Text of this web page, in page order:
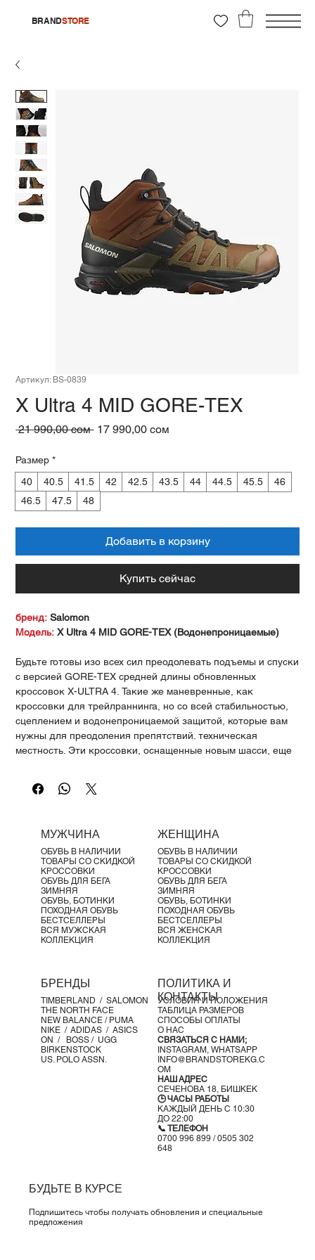
BRANDSTORE
Артикул: BS-0839
X Ultra 4 MID GORE-TEX
21 990,00 сом Обычная
17 990,00 сом
Размер *
40
40.5 41.5 42 42.5 43.5 44 44.5 45.5
46
46.5
47.5 48
Добавить в корзину
Купить сейчас
бренд: Salomon
Модель:X Ultra 4 MID GORE-TEX (Водонепроницаемые)
Будьте готовы изо всех сил преодолевать подъемы и спуски
с версией GORE-TEX средней длины обновленных
кроссовок X-ULTRA 4. Такие же маневренные, как
кроссовки для трейлраннинга, но со всей стабильностью,
сцеплением и водонепроницаемой защитой, которые вам
нужны для преодоления препятствий. техническая
местность. Эти кроссовки, оснащенные новым шасси, еще
На переднем плане Дневные маршруты, Походы, Горная
Защита ног: Высокая
Опора для ног: Стабильная
Местность на открытом воздухе: Холмистая местность,
Смешанная местность.
Гидроизоляция: GORE-TEX®.
Вес: 425 г
Высота лезвия: 125 мм
Особенности и состав
МУЖЧИНА
ОБУВЬ В НАЛИЧИИ
ТОВАРЫ СО СКИДКОЙ
КРОССОВКИ
ОБУВЬ ДЛЯ БЕГА
ЗИМНЯЯ
ОБУВЬ, БОТИНКИ
ПОХОДНАЯ ОБУВЬ
БЕСТСЕЛЛЕРЫ
ВСЯ МУЖСКАЯ
КОЛЛЕКЦИЯ
ЖЕНЩИНА
ОБУВЬ В НАЛИЧИИ
ТОВАРЫ СО СКИДКОЙ
КРОССОВКИ
ОБУВЬ ДЛЯ БЕГА
ЗИМНЯЯ
ОБУВЬ, БОТИНКИ
ПОХОДНАЯ ОБУВЬ
БЕСТСЕЛЛЕРЫ
ВСЯ ЖЕНСКАЯ
КОЛЛЕКЦИЯ
БРЕНДЫ
TIMBERLAND / SALOMON
THE NORTH FACE
NEW BALANCE / PUMA
NIKE / ADIDAS / ASICS
ON / BOSS / UGG
BIRKENSTOCK
US. POLO ASSN.
ПОЛИТИКА И
КОНТАКТЫ
УСЛОВИЯ И ПОЛОЖЕНИЯ
ТАБЛИЦА РАЗМЕРОВ
СПОСОБЫ ОПЛАТЫ
О НАС
СВЯЗАТЬСЯ С НАМИ;
INSTAGRAM, WHATSAPP
INFO@BRANDSTOREKG.C
OM
НАШ АДРЕС
СЕЧЕНОВА 18, БИШКЕК
🕒 ЧАСЫ РАБОТЫ
КАЖДЫЙ ДЕНЬ С 10:30
ДО 22:00
📞 ТЕЛЕФОН
0700 996 899 / 0505 302
648
БУДЬТЕ В КУРСЕ
Подпишитесь чтобы получать обновления и специальные
предложения